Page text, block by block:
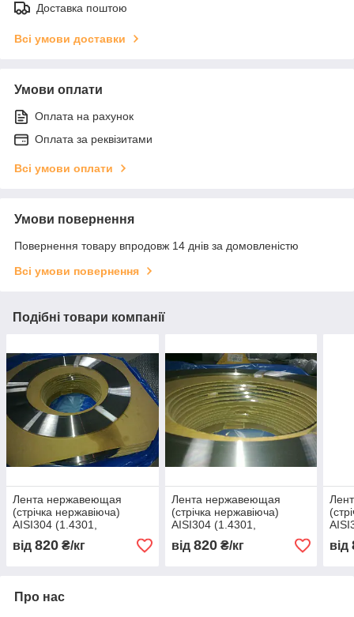
Доставка поштою
Всі умови доставки
Умови оплати
Оплата на рахунок
Оплата за реквізитами
Всі умови оплати
Умови повернення
Повернення товару впродовж 14 днів за домовленістю
Всі умови повернення
Подібні товари компанії
Лента нержавеющая
(стрічка нержавіюча)
AISI304 (1.4301,
08Х18Н10) мякгая 400 х
0,23
від 820 ₴/кг
Лента нержавеющая
(стрічка нержавіюча)
AISI304 (1.4301,
08Х18Н10) мякгая 400 х
0,24
від 820₴/кг
0,25
від
Про нас